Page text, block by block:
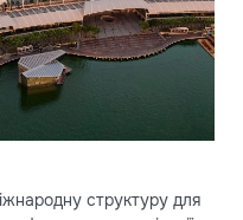
структуру для